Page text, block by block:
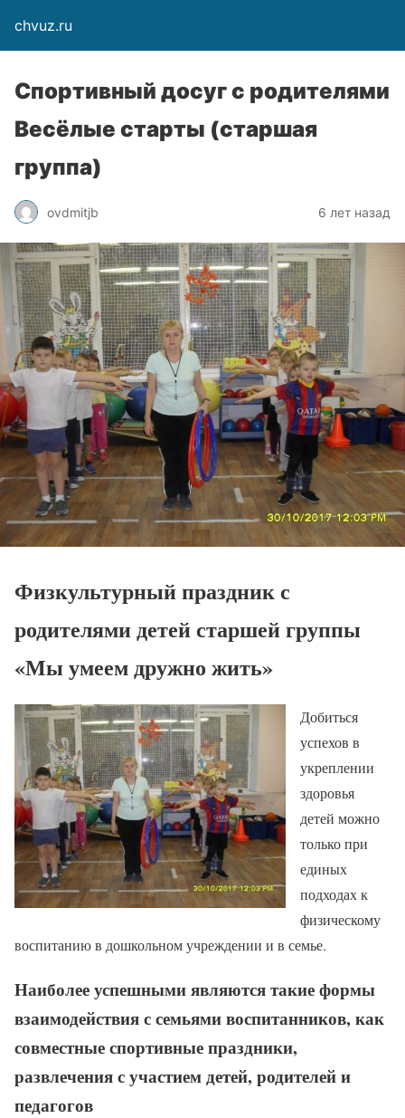
chvuz.ru
Спортивный досуг с родителями
Весёлые старты (старшая
группа)
ovdmitjb 6 лет назад
Физкультурный праздник с
родителями детей старшей группы
«Мы умеем дружно жить»
Добиться
успехов в
укреплении
здоровья
детей можно
только при
единых
подходах к
физическому
воспитанию в дошкольном учреждении и в семье.
Наиболее успешными являются такие формы
взаимодействия с семьями воспитанников, как
совместные спортивные праздники,
развлечения с участием детей, родителей и
педагогов